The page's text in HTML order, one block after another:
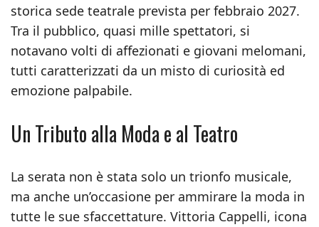
storica sede teatrale prevista per febbraio 2027.
Tra il pubblico, quasi mille spettatori, si
notavano volti di affezionati e giovani melomani,
tutti caratterizzati da un misto di curiosità ed
emozione palpabile.
Un Tributo alla Moda e al Teatro
La serata non è stata solo un trionfo musicale,
ma anche un’occasione per ammirare la moda in
tutte le sue sfaccettature. Vittoria Cappelli, icona